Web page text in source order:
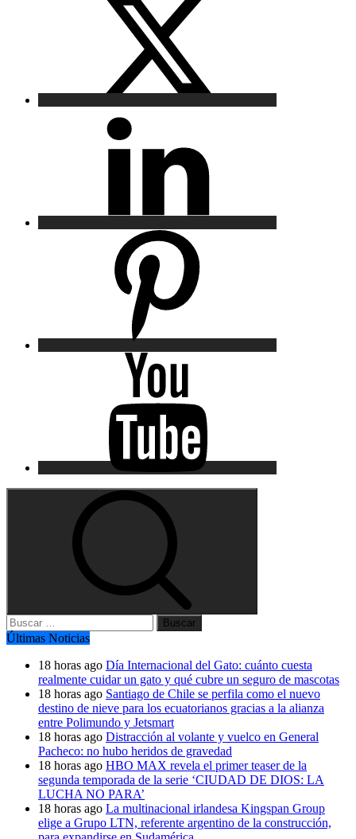
Buscar:
Últimas Noticias
18 horas ago Día Internacional del Gato: cuánto cuesta
realmente cuidar un gato y qué cubre un seguro de mascotas
18 horas ago Santiago de Chile se perfila como el nuevo
destino de nieve para los ecuatorianos gracias a la alianza
entre Polimundo y Jetsmart
18 horas ago Distracción al volante y vuelco en General
Pacheco: no hubo heridos de gravedad
18 horas ago HBO MAX revela el primer teaser de la
segunda temporada de la serie ‘CIUDAD DE DIOS: LA
LUCHA NO PARA’
18 horas ago La multinacional irlandesa Kingspan Group
elige a Grupo LTN, referente argentino de la construcción,